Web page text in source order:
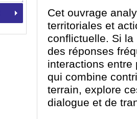
Cet ouvrage
territoriales et
conflictuelle. Si la
des réponses
interactions entre
qui combine
terrain, explore
dialogue et de